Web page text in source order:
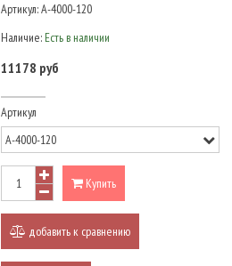
Артикул:A-4000-120
Наличие: Есть в наличии
11178 руб
Артикул
Купить
добавить к сравнению